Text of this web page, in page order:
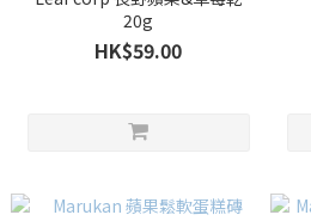
20g
HK$59.00